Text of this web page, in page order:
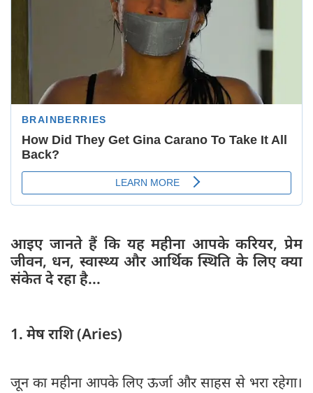
आइए जानते हैं कि यह महीना आपके करियर, प्रेम
जीवन, धन, स्वास्थ्य और आर्थिक स्थिति के लिए क्या
संकेत दे रहा है...
1. मेष राशि (Aries)
जून का महीना आपके लिए ऊर्जा और साहस से भरा रहेगा।